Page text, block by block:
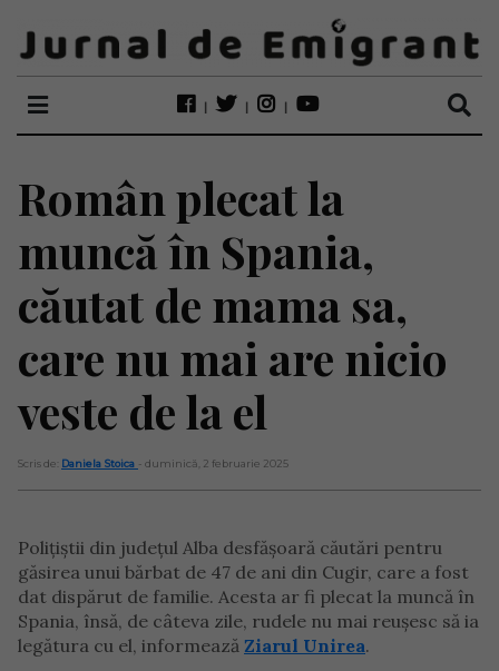
Român plecat la
muncă în Spania,
căutat de mama sa,
care nu mai are nicio
veste de la el
Scris de: Daniela Stoica - duminică, 2 februarie 2025
Polițiștii din județul Alba desfășoară căutări pentru
găsirea unui bărbat de 47 de ani din Cugir, care a fost
dat dispărut de familie. Acesta ar fi plecat la muncă în
Spania, însă, de câteva zile, rudele nu mai reușesc să ia
legătura cu el, informează Ziarul Unirea.